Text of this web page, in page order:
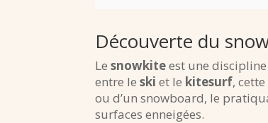
Découverte du
Lesnowkiteest une
entre leski et le kitesurf,
ou d’un snowboard, le
surfaces enneigées.